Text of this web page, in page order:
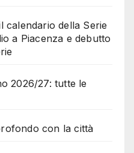
calendario della Serie
a Piacenza e debutto
2026/27: tutte le
con la città